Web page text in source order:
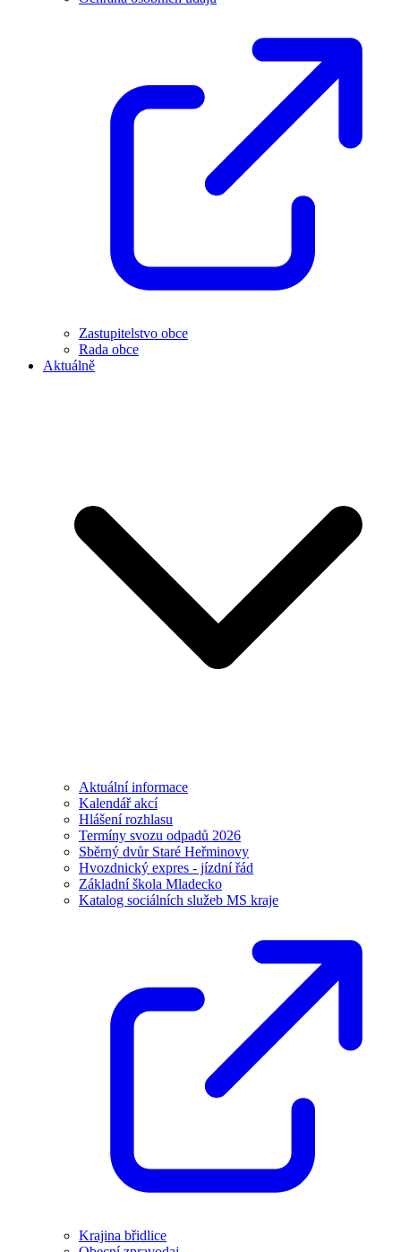
Zastupitelstvo obce
Rada obce
Aktuálně
Aktuální informace
Kalendář akcí
Hlášení rozhlasu
Termíny svozu odpadů 2026
Sběrný dvůr Staré Heřminovy
Hvozdnický expres - jízdní řád
Základní škola Mladecko
Katalog sociálních služeb MS kraje
Krajina břidlice